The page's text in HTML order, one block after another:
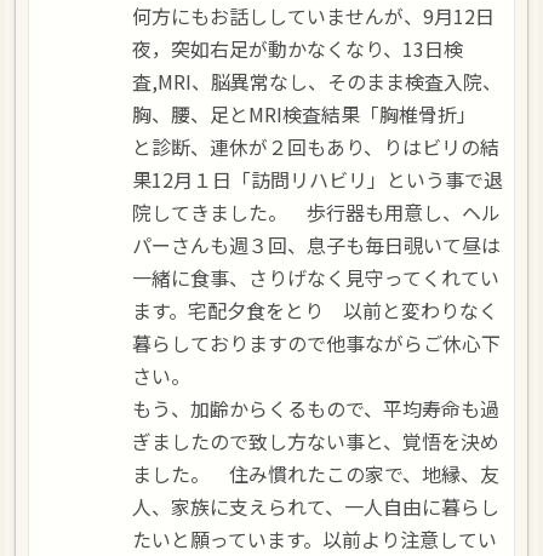
何方にもお話ししていませんが、9月12日
夜，突如右足が動かなくなり、13日検
査,MRI、脳異常なし、そのまま検査入院、
胸、腰、足とMRI検査結果「胸椎骨折」
と診断、連休が２回もあり、りはビリの結
果12月１日「訪問リハビリ」という事で退
院してきました。 歩行器も用意し、ヘル
パーさんも週３回、息子も毎日覗いて昼は
一緒に食事、さりげなく見守ってくれてい
ます。宅配夕食をとり 以前と変わりなく
暮らしておりますので他事ながらご休心下
さい。
もう、加齢からくるもので、平均寿命も過
ぎましたので致し方ない事と、覚悟を決め
ました。 住み慣れたこの家で、地縁、友
人、家族に支えられて、一人自由に暮らし
たいと願っています。以前より注意してい